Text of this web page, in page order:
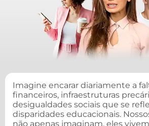
Imagine encarar diariamente a
financeiros, infraestruturas
desigualdades sociais que se
disparidades educacionais.
não apenas imaginam, eles